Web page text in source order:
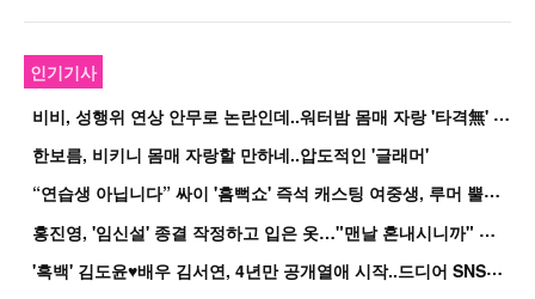
인기기사
비
비, 성행위 연상 안무로 논란인데..워터밤 몸매 자랑 '타격無' 근황
한보름, 비키니 몸매 자랑할 만하네..압도적인 '글래머'
“
연습생 아닙니다” 싸이 '흠뻑쇼' 즉석 캐스팅 여중생, 루머 뿔났다[Oh!쎈 이...
홍
진영, '임신설' 종결 작정하고 입은 옷…"맨날 혼내시니까" 억울
'
흑백' 김도윤♥배우 김서연, 4년만 공개열애 시작..드디어 SNS에 노출 [핫피...